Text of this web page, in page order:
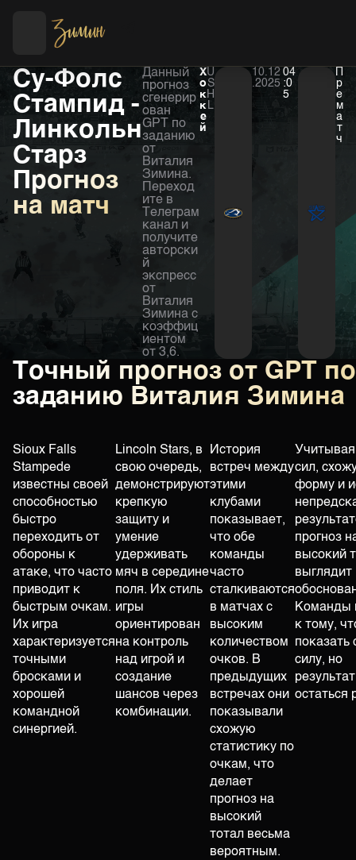
Футбол Хоккей
Су-Фолс
Стампид -
Линкольн
Старз
Прогноз
на матч
Данный
прогноз
сгенерир
ован
GPT по
заданию
от
Виталия
Зимина.
Переход
ите в
Телеграм
канал и
получите
авторски
й
экспресс
от
Виталия
Зимина с
коэффиц
иентом
от 3,6.
Х
о
к
к
е
й
U
S
H
L
10.12
.2025
04
:0
5
р
е
м
а
т
ч
Точный прогноз от GPT по
заданию Виталия Зимина
Sioux Falls
Stampede
известны своей
способностью
быстро
переходить от
обороны к
атаке, что часто
приводит к
быстрым очкам.
Их игра
характеризуется
точными
бросками и
хорошей
командной
синергией.
Lincoln Stars, в
свою очередь,
демонстрируют
крепкую
защиту и
умение
удерживать
мяч в середине
поля. Их стиль
игры
ориентирован
на контроль
над игрой и
создание
шансов через
комбинации.
История
встреч между
этими
клубами
показывает,
что обе
команды
часто
сталкиваются
в матчах с
высоким
количеством
очков. В
предыдущих
встречах они
показывали
схожую
статистику по
очкам, что
делает
прогноз на
высокий
тотал весьма
вероятным.
сил,
форму и
прогноз
высокий
выглядит
Команды
к тому,
показать
силу, но
остаться